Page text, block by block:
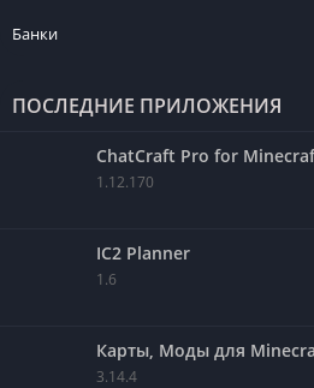
Банки
ПОСЛЕДНИЕ ПРИЛОЖЕНИЯ
ChatCraft Pro for
1.12.170
IC2 Planner
1.6
Карты, Моды для
3.14.4